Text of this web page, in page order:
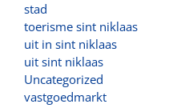
stad
toerisme sint niklaas
uit in sint niklaas
uit sint niklaas
Uncategorized
vastgoedmarkt